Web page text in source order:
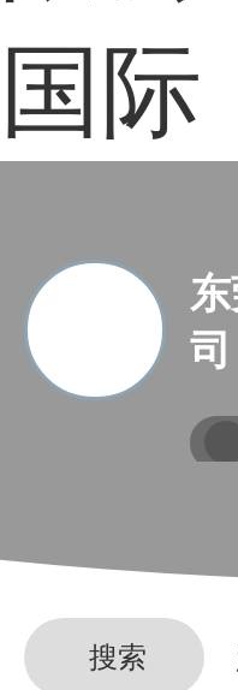
国际
司
搜索